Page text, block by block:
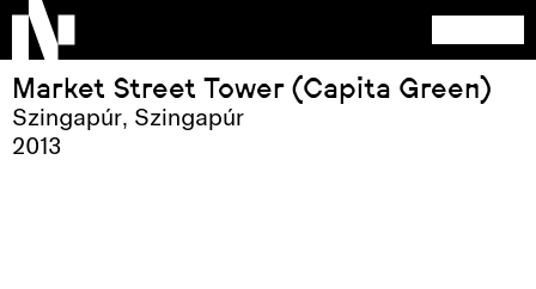
Market Street Tower (Capita Green)
Szingapúr, Szingapúr
2013